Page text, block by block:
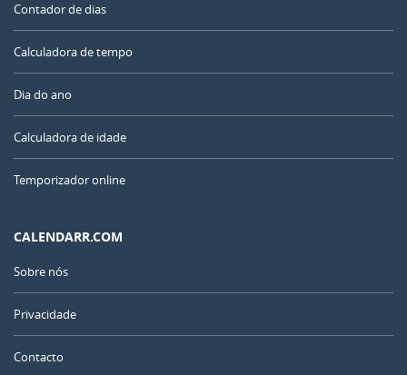
Contador de dias
Calculadora de tempo
Dia do ano
Calculadora de idade
Temporizador online
CALENDARR.COM
Sobre nós
Privacidade
Contacto